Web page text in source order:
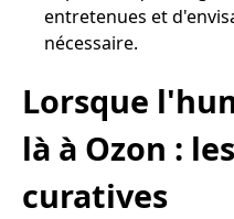
entretenues et
nécessaire.
Lorsque
là à Ozon :
curatives